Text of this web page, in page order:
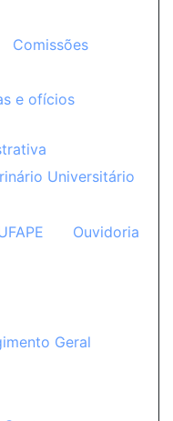
Comissões
e ofícios
Universitário
Ouvidoria
Geral